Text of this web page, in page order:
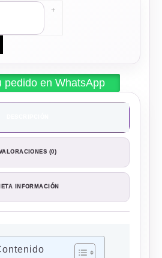
+
pedido en WhatsApp
(0)
INFORMACIÓN